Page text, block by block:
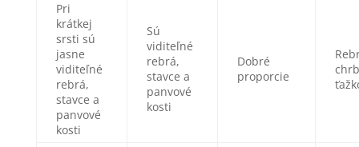
Pri
krátkej
srsti sú
jasne
viditeľné
rebrá,
stavce a
panvové
kosti
Sú
viditeľné
rebrá,
stavce a
panvové
kosti
Dobré
proporcie